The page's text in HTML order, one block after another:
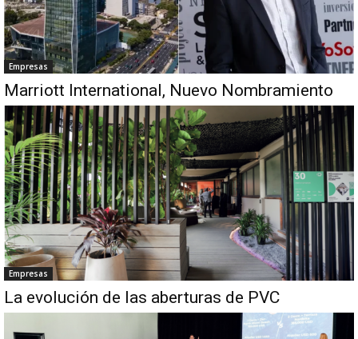
Empresas
Marriott International, Nuevo Nombramiento
Empresas
La evolución de las aberturas de PVC